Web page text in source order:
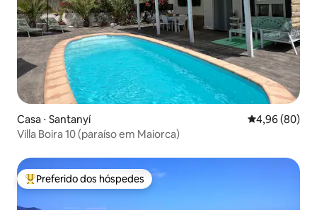
Casa ⋅ Santanyí 4,96 de uma
4,96 (80)
Villa Boira 10 (paraíso em Maiorca)
Entre os melhores preferidos dos hóspedes
Preferido dos hóspedes